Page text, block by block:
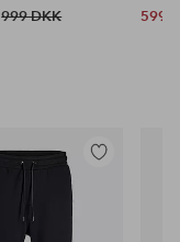
999 DKK 599
Tilføj